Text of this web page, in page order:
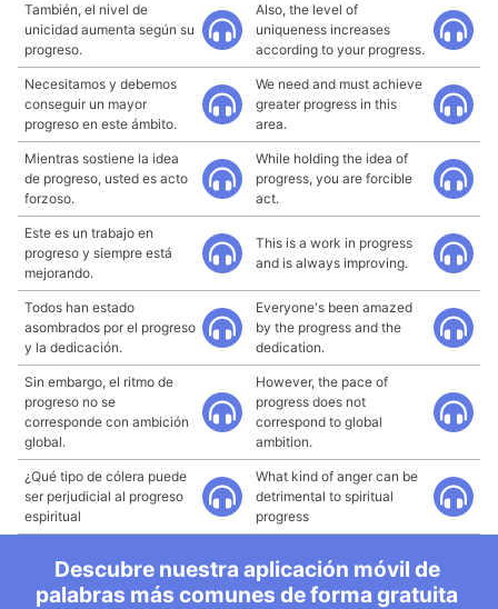
También, el nivel de
unicidad aumenta según su
progreso.
Also, the level of
uniqueness increases
according to your progress.
Necesitamos y debemos
conseguir un mayor
progreso en este ámbito.
We need and must achieve
greater progress in this
area.
Mientras sostiene la idea
de progreso, usted es acto
forzoso.
While holding the idea of
progress, you are forcible
act.
Este es un trabajo en
progreso y siempre está
mejorando.
This is a work in progress
and is always improving.
Todos han estado
asombrados por el progreso
y la dedicación.
Everyone's been amazed
by the progress and the
dedication.
Sin embargo, el ritmo de
progreso no se
corresponde con ambición
global.
However, the pace of
progress does not
correspond to global
ambition.
¿Qué tipo de cólera puede
ser perjudicial al progreso
espiritual
What kind of anger can be
detrimental to spiritual
progress
Descubre nuestra aplicación móvil de
palabras más comunes de forma gratuita